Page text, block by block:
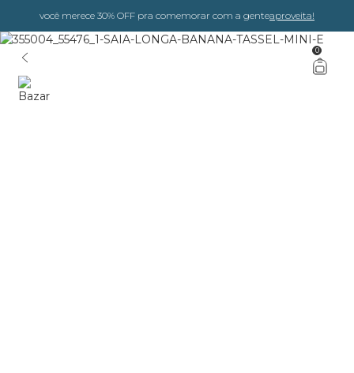
você merece 30% OFF pra comemorar com a genteaproveita!
0